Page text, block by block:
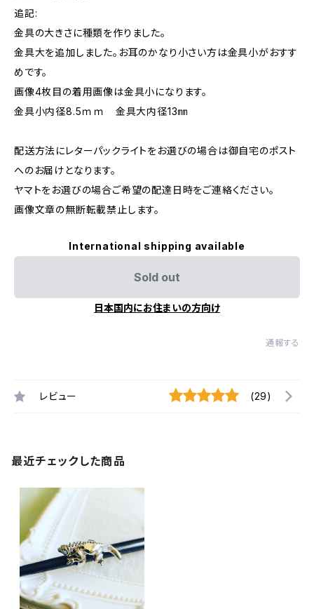
追記:
金具の大きさに種類を作りました。
金具大を追加しました。お耳のかなり小さい方は金具小がおすす
めです。
画像4枚目の着用画像は金具小になります。
金具小内径8.5ｍｍ 金具大内径13㎜
配送方法にレターパックライトをお選びの場合は御自宅のポスト
へのお届けとなります。
ヤマトをお選びの場合ご希望の配達日時をご連絡ください。
画像文章の無断転載禁止します。
International shipping available
Sold out
日本国内にお住まいの方向け
通報する
レビュー (29)
最近チェックした商品